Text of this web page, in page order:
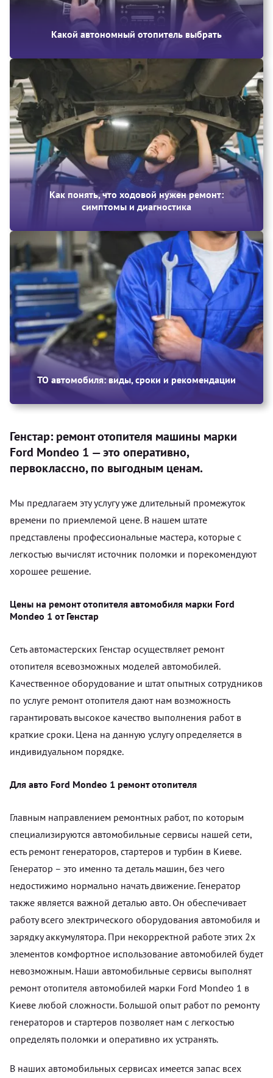
Какой автономный отопитель выбрать
Как понять, что ходовой нужен ремонт:
симптомы и диагностика
ТО автомобиля: виды, сроки и рекомендации
Генстар: ремонт отопителя машины марки
Ford Mondeo 1 — это оперативно,
первоклассно, по выгодным ценам.
Мы предлагаем эту услугу уже длительный промежуток
времени по приемлемой цене. В нашем штате
представлены профессиональные мастера, которые с
легкостью вычислят источник поломки и порекомендуют
хорошее решение.
Цены на ремонт отопителя автомобиля марки Ford
Mondeo 1 от Генстар
Сеть автомастерских Генстар осуществляет ремонт
отопителя всевозможных моделей автомобилей.
Качественное оборудование и штат опытных сотрудников
по услуге ремонт отопителя дают нам возможность
гарантировать высокое качество выполнения работ в
краткие сроки. Цена на данную услугу определяется в
индивидуальном порядке.
Для авто Ford Mondeo 1 ремонт отопителя
Главным направлением ремонтных работ, по которым
специализируются автомобильные сервисы нашей сети,
есть ремонт генераторов, стартеров и турбин в Киеве.
Генератор – это именно та деталь машин, без чего
недостижимо нормально начать движение. Генератор
также является важной деталью авто. Он обеспечивает
работу всего электрического оборудования автомобиля и
зарядку аккумулятора. При некорректной работе этих 2х
элементов комфортное использование автомобилей будет
невозможным. Наши автомобильные сервисы выполнят
ремонт отопителя автомобилей марки Ford Mondeo 1 в
Киеве любой сложности. Большой опыт работ по ремонту
генераторов и стартеров позволяет нам с легкостью
определять поломки и оперативно их устранять.
В наших автомобильных сервисах имеется запас всех